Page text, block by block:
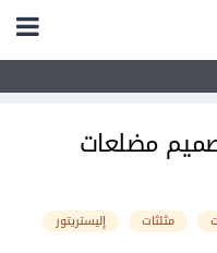
مضلعات
مثلثات
إليستريتور